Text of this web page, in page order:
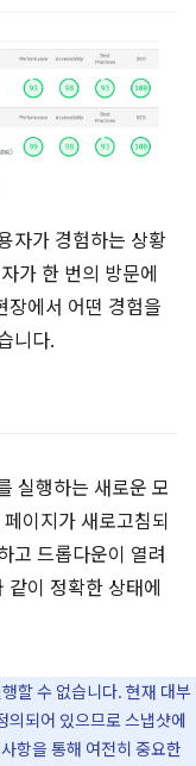
자가 경험하는 상황
가 한 번의 방문에
장에서 어떤 경험을
니다.
실행하는 새로운 모
이지가 새로고침되
고 드롭다운이 열려
이 정확한 상태에
할 수 없습니다. 현재 대부
되어 있으므로 스냅샷에
항을 통해 여전히 중요한